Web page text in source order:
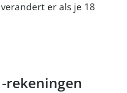
er als je 18
rekeningen